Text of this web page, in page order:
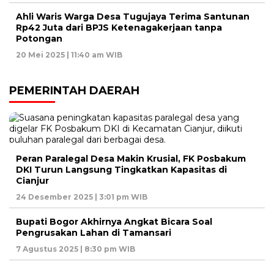
Ahli Waris Warga Desa Tugujaya Terima Santunan
Rp42 Juta dari BPJS Ketenagakerjaan tanpa
Potongan
20 Mei 2025 | 11:40 am WIB
PEMERINTAH DAERAH
Peran Paralegal Desa Makin Krusial, FK Posbakum
DKI Turun Langsung Tingkatkan Kapasitas di
Cianjur
24 Desember 2025 | 3:01 pm WIB
Bupati Bogor Akhirnya Angkat Bicara Soal
Pengrusakan Lahan di Tamansari
7 Agustus 2025 | 8:30 pm WIB